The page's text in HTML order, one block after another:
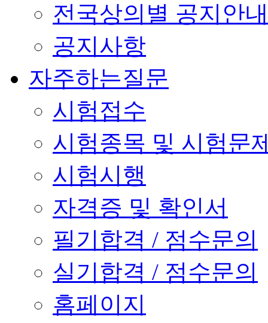
전국상의별 공지안내
공지사항
자주하는질문
시험접수
시험종목 및 시험문
시험시행
자격증 및 확인서
필기합격 / 점수문의
실기합격 / 점수문의
홈페이지